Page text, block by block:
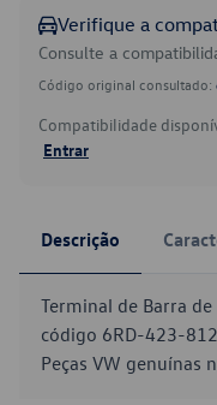
Verifique a
Consulte a
Código original consultado:
Compatibilidade
Entrar
Descrição
Terminal de Barra
código 6RD-423-
Peças VW genuínas